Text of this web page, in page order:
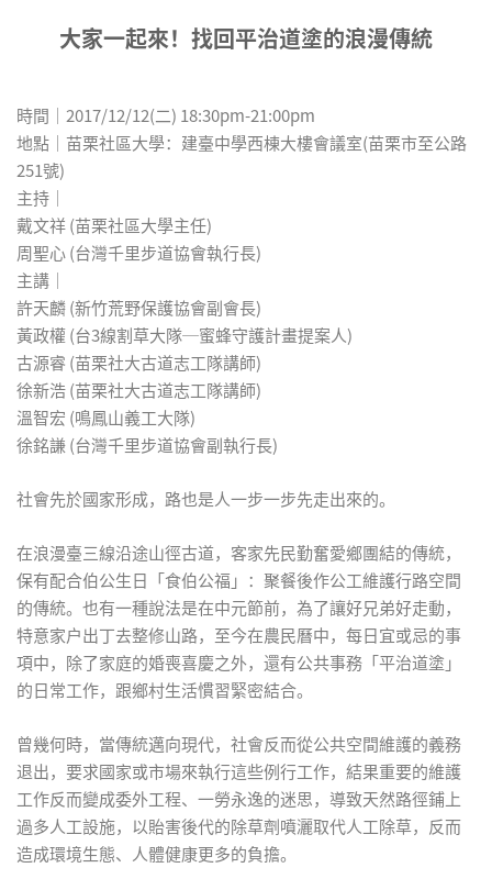
大家一起來！找回平治道塗的浪漫傳統
時間│2017/12/12(二) 18:30pm-21:00pm
地點│苗栗社區大學：建臺中學西棟大樓會議室(苗栗市至公路
251號)
主持│
戴文祥 (苗栗社區大學主任)
周聖心 (台灣千里步道協會執行長)
主講│
許天麟 (新竹荒野保護協會副會長)
黃政權 (台3線割草大隊─蜜蜂守護計畫提案人)
古源睿 (苗栗社大古道志工隊講師)
徐新浩 (苗栗社大古道志工隊講師)
溫智宏 (鳴鳳山義工大隊)
徐銘謙 (台灣千里步道協會副執行長)
社會先於國家形成，路也是人一步一步先走出來的。
在浪漫臺三線沿途山徑古道，客家先民勤奮愛鄉團結的傳統，
保有配合伯公生日「食伯公福」：聚餐後作公工維護行路空間
的傳統。也有一種說法是在中元節前，為了讓好兄弟好走動，
特意家戶出丁去整修山路，至今在農民曆中，每日宜或忌的事
項中，除了家庭的婚喪喜慶之外，還有公共事務「平治道塗」
的日常工作，跟鄉村生活慣習緊密結合。
曾幾何時，當傳統邁向現代，社會反而從公共空間維護的義務
退出，要求國家或市場來執行這些例行工作，結果重要的維護
工作反而變成委外工程、一勞永逸的迷思，導致天然路徑鋪上
過多人工設施，以貽害後代的除草劑噴灑取代人工除草，反而
造成環境生態、人體健康更多的負擔。